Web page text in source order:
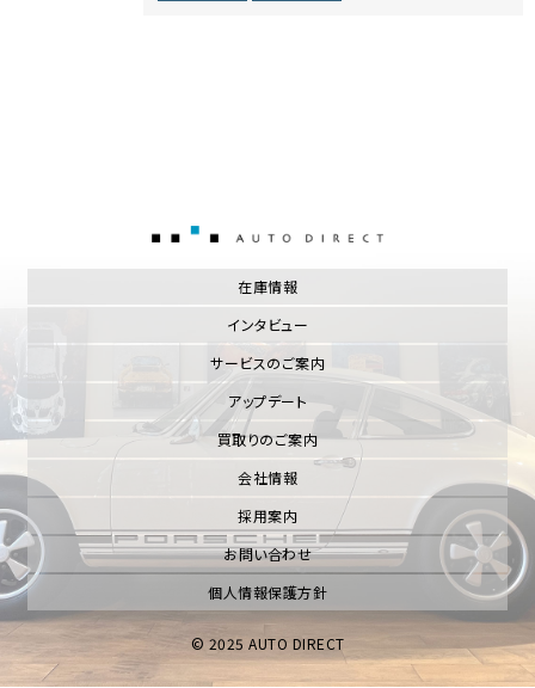
在庫情報
インタビュー
サービスのご案内
アップデート
買取りのご案内
会社情報
採用案内
お問い合わせ
個人情報保護方針
© 2025 AUTO DIRECT